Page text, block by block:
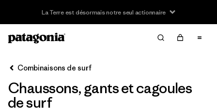
La Terre est désormais notre seul actionnaire
Filter & Sort Effacer tout
Trier par
Filtrer par
Catégorie
Filtrer par
Prix
Combinaisons de surf
Chaussons, gants et cagoules
de surf